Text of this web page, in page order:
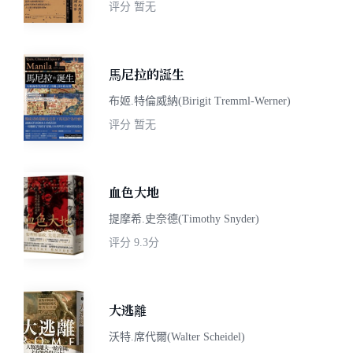
评分 暂无
馬尼拉的誕生
布姬.特倫威納(Birigit Tremml-Werner)
评分 暂无
血色大地
提摩希.史奈德(Timothy Snyder)
评分 9.3分
大逃離
沃特.席代爾(Walter Scheidel)